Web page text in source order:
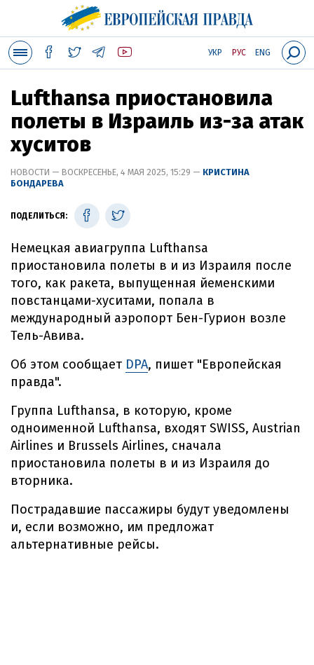
УКР РУС ENG
Lufthansa приостановила
полеты в Израиль из-за атак
хуситов
НОВОСТИ — ВОСКРЕСЕНЬЕ, 4 МАЯ 2025, 15:29 — КРИСТИНА
БОНДАРЕВА
ПОДЕЛИТЬСЯ:
Немецкая авиагруппа Lufthansa
приостановила полеты в и из Израиля после
того, как ракета, выпущенная йеменскими
повстанцами-хуситами, попала в
международный аэропорт Бен-Гурион возле
Тель-Авива.
Об этом сообщает DPA, пишет "Европейская
правда".
Группа Lufthansa, в которую, кроме
одноименной Lufthansa, входят SWISS, Austrian
Airlines и Brussels Airlines, сначала
приостановила полеты в и из Израиля до
вторника.
Пострадавшие пассажиры будут уведомлены
и, если возможно, им предложат
альтернативные рейсы.